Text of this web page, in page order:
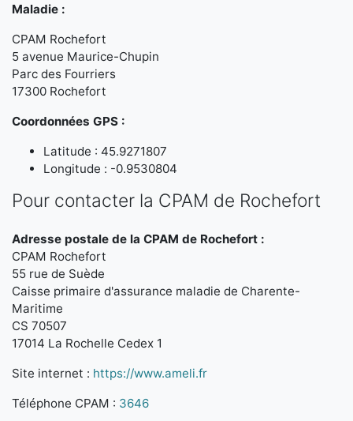
Maladie :
CPAM Rochefort
5 avenue Maurice-Chupin
Parc des Fourriers
17300 Rochefort
Coordonnées GPS :
Latitude : 45.9271807
Longitude : -0.9530804
Pour contacter la CPAM de Rochefort
Adresse postale de la CPAM de Rochefort :
CPAM Rochefort
55 rue de Suède
Caisse primaire d'assurance maladie de Charente-
Maritime
CS 70507
17014 La Rochelle Cedex 1
Site internet : https://www.ameli.fr
Téléphone CPAM : 3646